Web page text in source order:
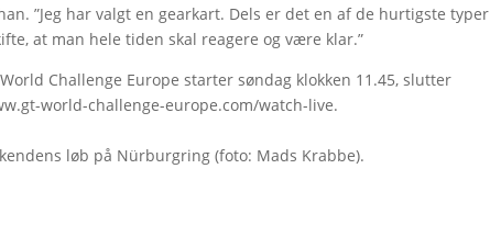
”Jeg har valgt en gearkart. Dels er det en af de hurtigste typer
at man hele tiden skal reagere og være klar.”
Challenge Europe starter søndag klokken 11.45, slutter
world-challenge-europe.com/watch-live.
løb på Nürburgring (foto: Mads Krabbe).